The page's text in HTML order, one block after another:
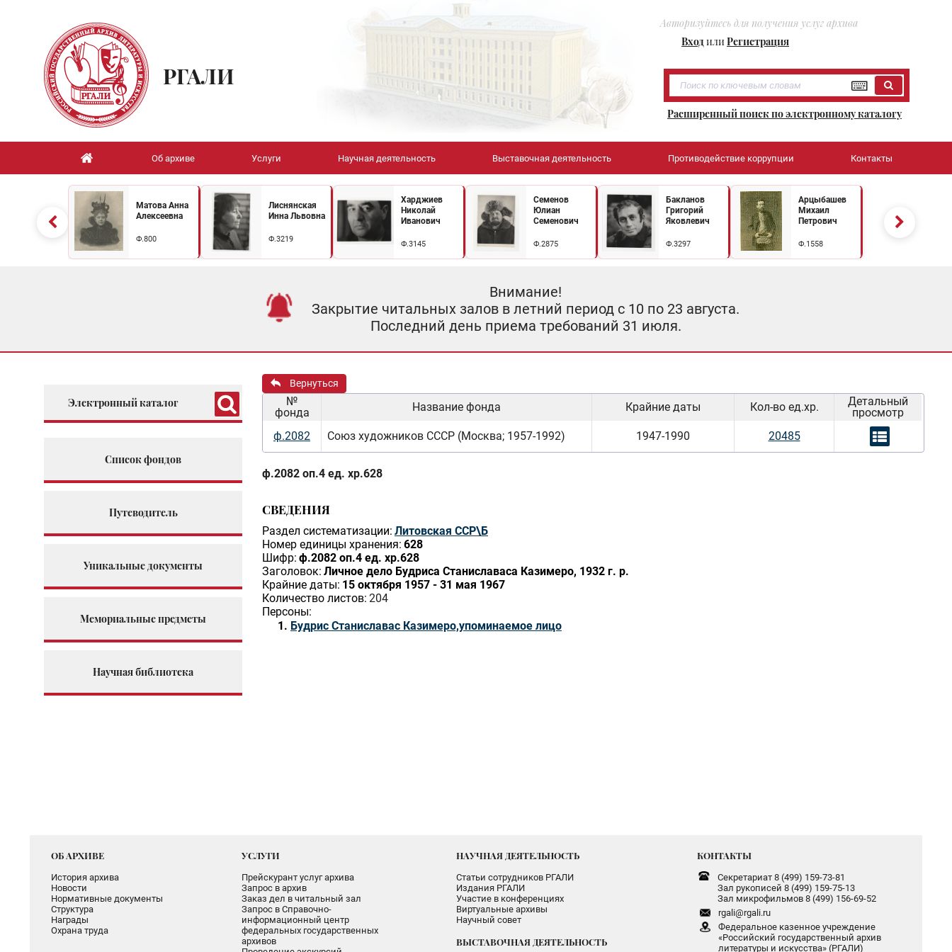
Авторизуйтесь для получения услуг архива
ВходилиРегистрация
РГАЛИ
Расширенный поиск по электронному каталогу
Об архиве Услуги Научная деятельность Выставочная деятельность Противодействие коррупции Контакты
Матова Анна
Алексеевна
Ф.800
Лиснянская
Инна Львовна
Ф.3219
Харджиев
Николай
Иванович
Ф.3145
Семенов
Юлиан
Семенович
Ф.2875
Бакланов
Григорий
Яковлевич
Ф.3297
Арцыбашев
Михаил
Петрович
Ф.1558
Внимание!
Закрытие читальных залов в летний период с 10 по 23 августа.
Последний день приема требований 31 июля.
Электронный каталог
Список фондов
Путеводитель
Уникальные документы
Мемориальные предметы
Научная библиотека
Вернуться
№
фонда
Название фонда Крайние даты Кол-во ед.хр.
Детальный
просмотр
ф.2082
Союз художников СССР (Москва; 1957-1992) 1947-1990 20485
ф.2082 оп.4 ед. хр.628
СВЕДЕНИЯ
Раздел систематизации: Литовская ССР\Б
Номер единицы хранения: 628
Шифр: ф.2082 оп.4 ед. хр.628
Заголовок: Личное дело Будриса Станиславаса Казимеро, 1932 г. р.
Крайние даты: 15 октября 1957 - 31 мая 1967
Количество листов: 204
Персоны:
Будрис Станиславас Казимеро,упоминаемое лицо
ОБ АРХИВЕ
История архива
Новости
Нормативные документы
Структура
Награды
Охрана труда
УСЛУГИ
Прейскурант услуг архива
Запрос в архив
Заказ дел в читальный зал
Запрос в Справочно-
информационный центр
федеральных государственных
архивов
НАУЧНАЯ ДЕЯТЕЛЬНОСТЬ
Статьи сотрудников РГАЛИ
Издания РГАЛИ
Участие в конференциях
Виртуальные архивы
Научный совет
ВЫСТАВОЧНАЯ ДЕЯТЕЛЬНОСТЬ
КОНТАКТЫ
Секретариат 8 (499) 159-73-81
Зал рукописей 8 (499) 159-75-13
Зал микрофильмов 8 (499) 156-69-52
rgali@rgali.ru
Федеральное казенное учреждение
«Российский государственный архив
литературы и искусства» (РГАЛИ)